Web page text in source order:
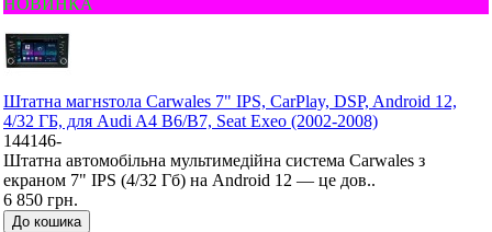
НОВИНКА
Штатна магнsтола Carwales 7" IPS, CarPlay, DSP, Android 12,
4/32 ГБ, для Audi A4 B6/B7, Seat Exeo (2002-2008)
144146-
Штатна автомобільна мультимедійна система Carwales з
екраном 7" IPS (4/32 Гб) на Android 12 — це дов..
6 850 грн.
До кошика